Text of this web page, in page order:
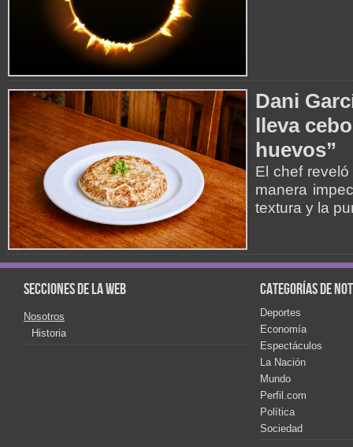
Dani
lleva
huevos”
El chef
manera
textura y la
Secciones de la web
Nosotros
Historia
Categorías de
Deportes
Economía
Espectáculos
La Nación
Mundo
Perfil.com
Política
Sociedad